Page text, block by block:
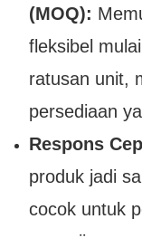
(MOQ):
fleksibel
ratusan unit,
persediaan
Respons
produk jadi
cocok untuk